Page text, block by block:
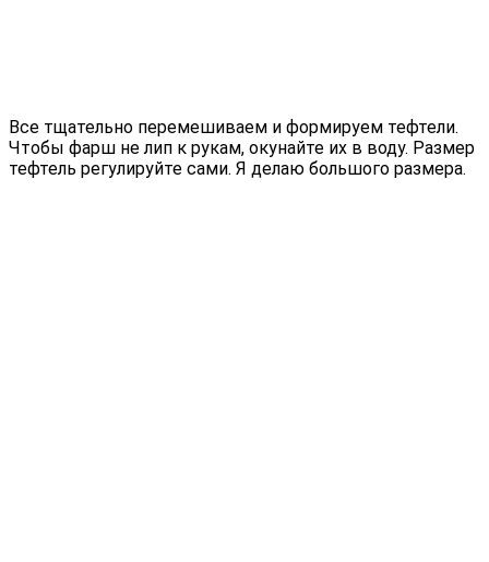
Все тщательно перемешиваем и формируем тефтели.
Чтобы фарш не лип к рукам, окунайте их в воду. Размер
тефтель регулируйте сами. Я делаю большого размера.